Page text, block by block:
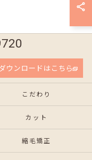
ウンロードはこちら
こだわり
カット
縮毛矯正